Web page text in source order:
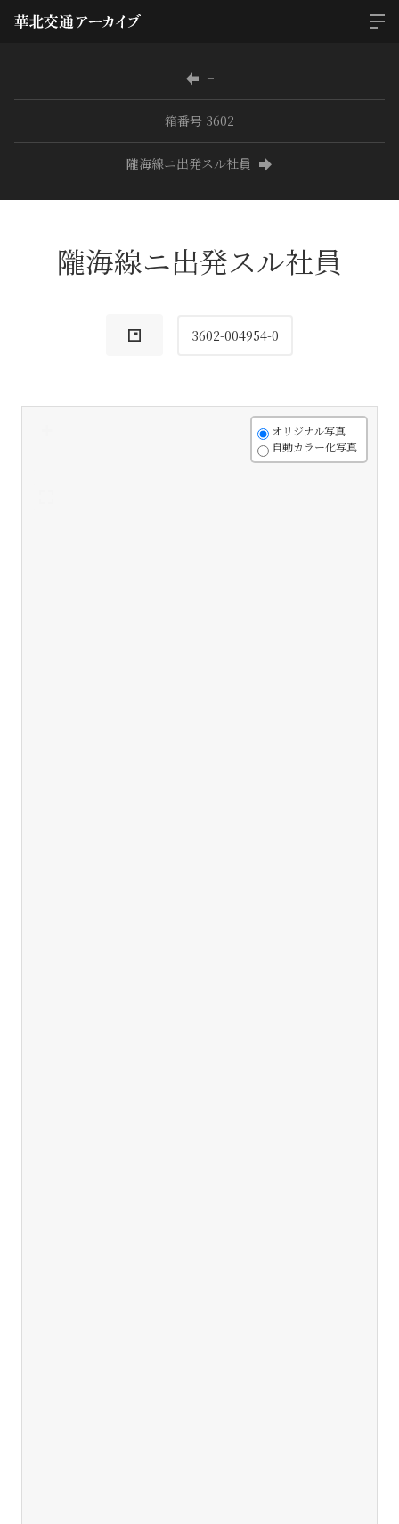
−
箱番号 3602
隴海線ニ出発スル社員
隴海線ニ出発スル社員
3602-004954-0
オリジナル写真
自動カラー化写真